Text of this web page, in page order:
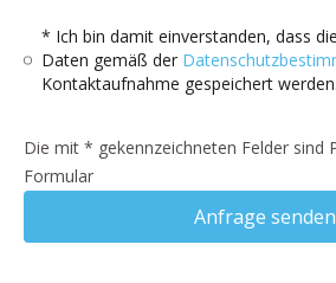
* Ich bin damit einverstanden, dass
Daten gemäß der
Kontaktaufnahme gespeichert werden.
Die mit * gekennzeichneten Felder sind
Formular
Anfrage senden